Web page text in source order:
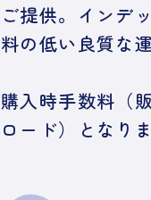
提供。インデ
の低い良質な
入時手数料（
ード）となりま